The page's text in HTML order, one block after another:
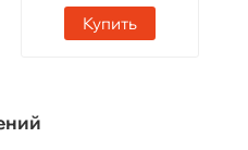
Купить